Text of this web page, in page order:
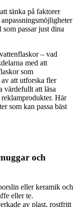
tänka på faktorer
passar just dina
– vad
med att
som
att utforska fler
värdefullt att läsa
Här
som kan passa bäst
och
eller keramik och
eller te.
av plast, rostfritt